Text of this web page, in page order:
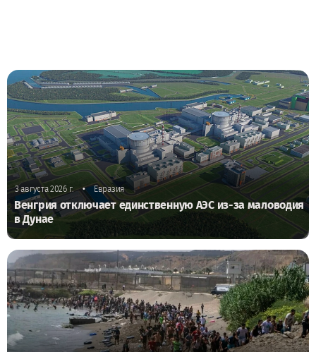
3 августа 2026 г. • Евразия
Венгрия отключает единственную АЭС из-за маловодия
в Дунае